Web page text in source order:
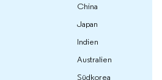
China
Japan
Indien
Australien
Südkorea